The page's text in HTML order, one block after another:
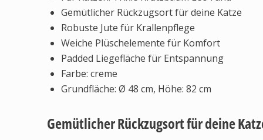
Gemütlicher Rückzugsort für deine Katze
Robuste Jute für Krallenpflege
Weiche Plüschelemente für Komfort
Padded Liegefläche für Entspannung
Farbe: creme
Grundfläche: Ø 48 cm, Höhe: 82 cm
Gemütlicher Rückzugsort für deine